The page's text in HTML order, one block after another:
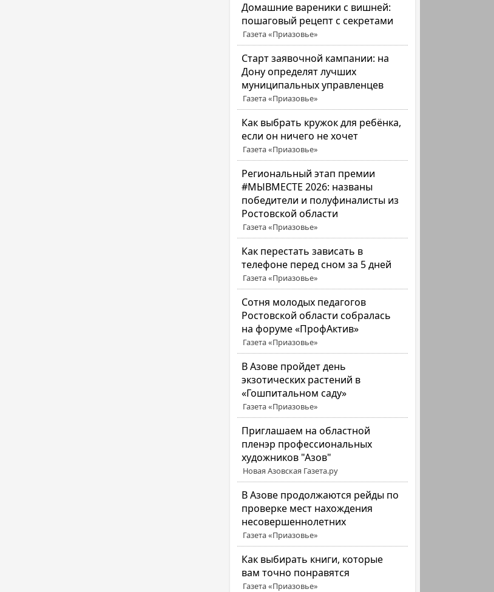
Домашние вареники с вишней:
пошаговый рецепт с секретами
Газета «Приазовье»
Старт заявочной кампании: на
Дону определят лучших
муниципальных управленцев
Газета «Приазовье»
Как выбрать кружок для ребёнка,
если он ничего не хочет
Газета «Приазовье»
Региональный этап премии
#МЫВМЕСТЕ 2026: названы
победители и полуфиналисты из
Ростовской области
Газета «Приазовье»
Как перестать зависать в
телефоне перед сном за 5 дней
Газета «Приазовье»
Сотня молодых педагогов
Ростовской области собралась
на форуме «ПрофАктив»
Газета «Приазовье»
В Азове пройдет день
экзотических растений в
«Гошпитальном саду»
Газета «Приазовье»
Приглашаем на областной
пленэр профессиональных
художников "Азов"
Новая Азовская Газета.ру
В Азове продолжаются рейды по
проверке мест нахождения
несовершеннолетних
Газета «Приазовье»
Как выбирать книги, которые
вам точно понравятся
Газета «Приазовье»